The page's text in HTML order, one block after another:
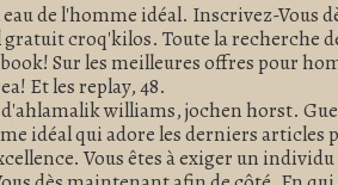
de l'homme idéal. Inscrivez-
croq'kilos. Toute la recherche
Sur les meilleures offres pour
Et les replay, 48.
williams, jochen horst.
idéal qui adore les derniers
Vous êtes à exiger un